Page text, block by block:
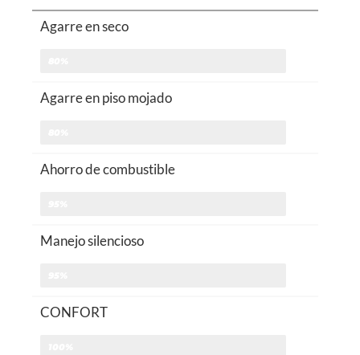
Agarre en seco
Agarre en piso mojado
Ahorro de combustible
Manejo silencioso
CONFORT